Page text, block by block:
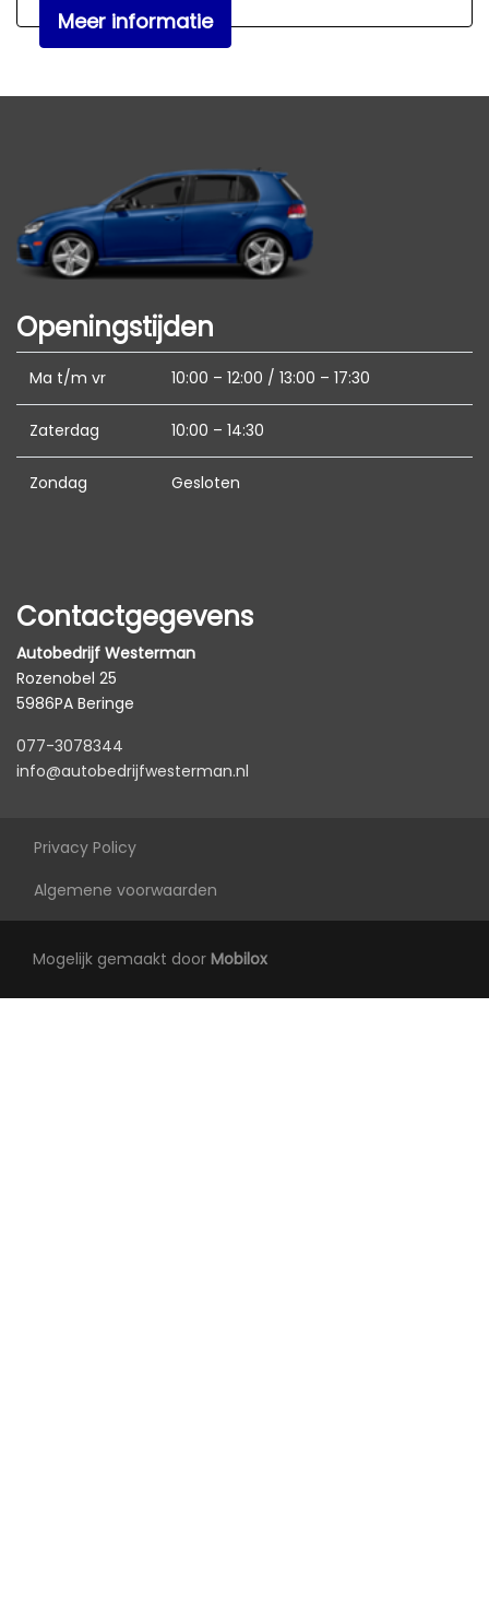
Achterbank in delen neerklapbaar
Achterbank verstelbaar
Armsteun achter
Armsteun voor
Bagage-scheidingsnet
Binnenspiegel automatisch dimmend
Cruise control adaptief met stop&go
Elektrisch verstelbare bestuurdersstoel
Elektrische ramen voor en achter
Lederen bekleding
Middenarmsteun voor
Stuur leder
Stuur verstelbaar
Overige
Anti blokkeer systeem
Autonomous emergency braking
Bluetooth
Bots waarschuwing systeem
Connected services
Elektronisch sper differentieel
Elektronisch stabiliteits programma
mogelijk weer te geven. Fouten zijn echter
nooit uit te sluiten. Er kunnen dan ook geen
ontleend. Vertrouwt u daarom niet alleen op
beïnvloeden.
Meer informatie
Openingstijden
Ma t/m vr 10:00 – 12:00 / 13:00 – 17:30
Zaterdag 10:00 – 14:30
Zondag Gesloten
Contactgegevens
Autobedrijf Westerman
Rozenobel 25
5986PA Beringe
077-3078344
info@autobedrijfwesterman.nl
Privacy Policy
Algemene voorwaarden
Mogelijk gemaakt door Mobilox